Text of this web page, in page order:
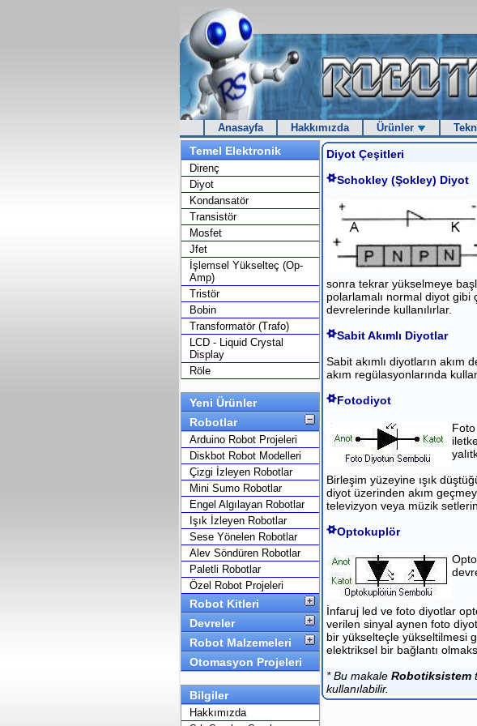
Anasayfa Hakkımızda Ürünler
Temel Elektronik
Direnç
Diyot
Kondansatör
Transistör
Mosfet
Jfet
İşlemsel Yükselteç (Op-
Amp)
Tristör
Bobin
Transformatör (Trafo)
LCD - Liquid Crystal
Display
Röle
Yeni Ürünler
Robotlar
Arduino Robot Projeleri
Diskbot Robot Modelleri
Çizgi İzleyen Robotlar
Mini Sumo Robotlar
Engel Algılayan Robotlar
Işık İzleyen Robotlar
Sese Yönelen Robotlar
Alev Söndüren Robotlar
Paletli Robotlar
Özel Robot Projeleri
Robot Kitleri
Devreler
Robot Malzemeleri
Otomasyon Projeleri
Bilgiler
Hakkımızda
Diyot Çeşitleri
Schokley (Şokley) Diyot
sonra tekrar yükselmeye
polarlamalı normal diyot gibi
devrelerinde kullanılırlar.
Sabit Akımlı Diyotlar
Sabit akımlı diyotların
akım regülasyonlarında
Fotodiyot
Birleşim yüzeyine ışık
diyot üzerinden akım
televizyon veya müzik
Optokuplör
İnfaruj led ve foto diyotlar
verilen sinyal aynen foto
bir yükselteçle yükseltilmesi
elektriksel bir bağlantı
* Bu makale Robotiksistem
kullanılabilir.